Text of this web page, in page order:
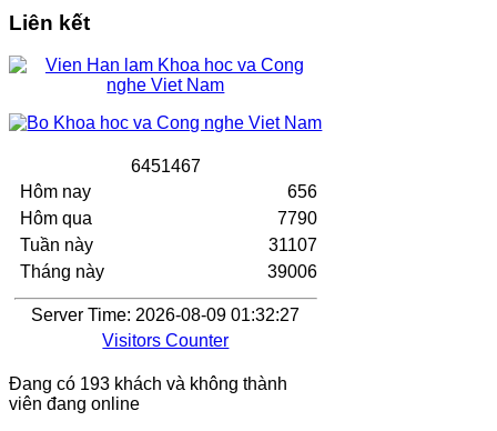
Liên kết
6451467
Hôm nay
Hôm qua
Tuần này
Tháng này
656
7790
31107
39006
Server Time: 2026-08-09 01:32:27
Visitors Counter
Đang có 193 khách và không thành
viên đang online